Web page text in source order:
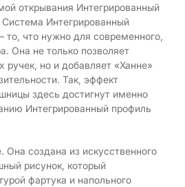
открывания Интегрированный
Интегрированный
то, что нужно для современного,
Она не только позволяет
ручек, но и добавляет «Ханне»
Так, эффект
здесь достигнут именно
Интегрированный профиль
Она создана из искусственного
рисунок, который
фартука и напольного